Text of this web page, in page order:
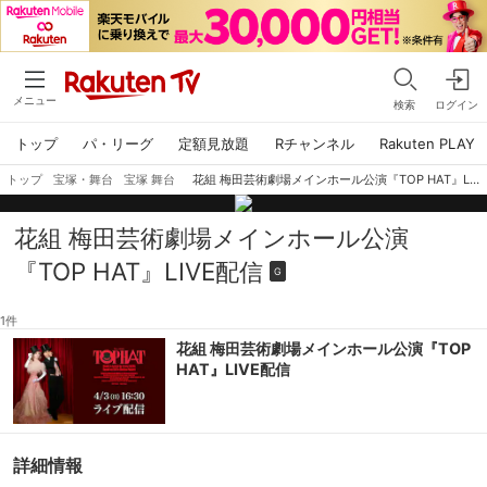
メニュー 検索 ログイン
トップ パ・リーグ 定額見放題 Rチャンネル Rakuten PLAY
トップ 宝塚・舞台 宝塚 舞台 花組 梅田芸術劇場メインホール公演『TOP HAT』LIVE配信
花組 梅田芸術劇場メインホール公演
『TOP HAT』LIVE配信
G
1件
花組 梅田芸術劇場メインホール公演『TOP
HAT』LIVE配信
詳細情報